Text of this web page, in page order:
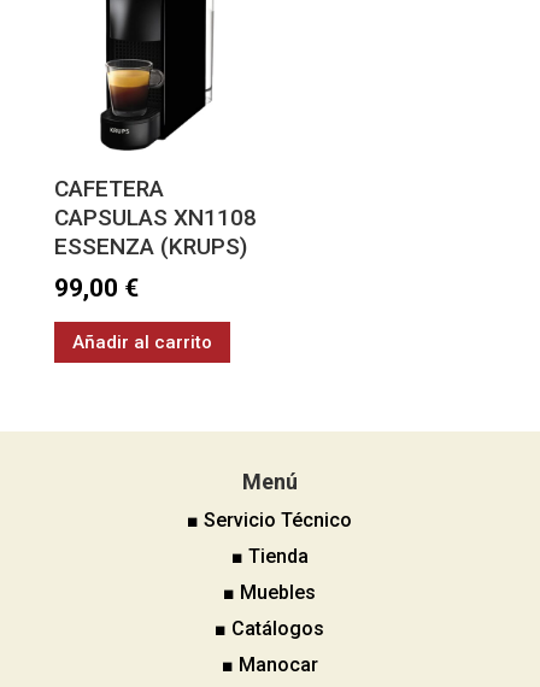
CAFETERA
CAPSULAS XN1108
ESSENZA (KRUPS)
99,00 €
Añadir al carrito
Menú
■ Servicio Técnico
■ Tienda
■ Muebles
■ Catálogos
■ Manocar